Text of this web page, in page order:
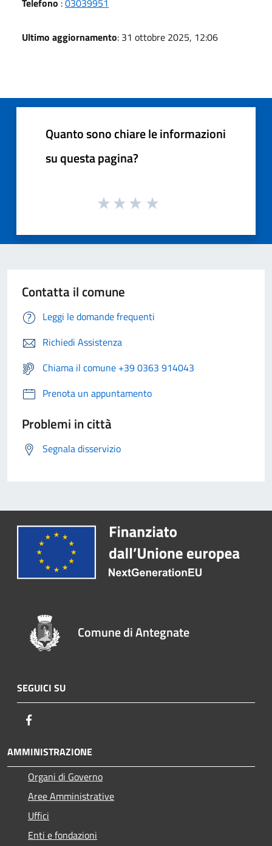
Telefono :03039951
Ultimo aggiornamento: 31 ottobre 2025, 12:06
Quanto sono chiare le informazioni
su questa pagina?
Contatta il comune
Leggi le domande frequenti
Richiedi Assistenza
Chiama il comune +39 0363 914043
Prenota un appuntamento
Problemi in città
Segnala disservizio
Comune di Antegnate
SEGUICI SU
AMMINISTRAZIONE
Organi di Governo
Aree Amministrative
Uffici
Enti e fondazioni